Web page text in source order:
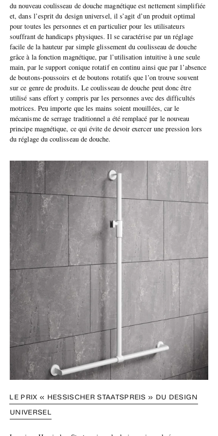
du nouveau coulisseau de douche magnétique est nettement simplifiée
et, dans l’esprit du design universel, il s’agit d’un produit optimal
pour toutes les personnes et en particulier pour les utilisateurs
souffrant de handicaps physiques. Il se caractérise par un réglage
facile de la hauteur par simple glissement du coulisseau de douche
grâce à la fonction magnétique, par l’utilisation intuitive à une seule
main, par le support conique rotatif en continu ainsi que par l’absence
de boutons-poussoirs et de boutons rotatifs que l’on trouve souvent
sur ce genre de produits. Le coulisseau de douche peut donc être
utilisé sans effort y compris par les personnes avec des difficultés
motrices. Peu importe que les mains soient mouillées, car le
mécanisme de serrage traditionnel a été remplacé par le nouveau
principe magnétique, ce qui évite de devoir exercer une pression lors
du réglage du coulisseau de douche.
LE PRIX « HESSISCHER STAATSPREIS » DU DESIGN
UNIVERSEL